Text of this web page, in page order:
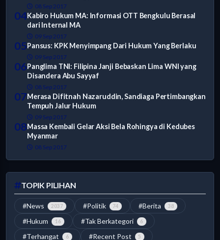
08 Sep 2017
04Kabiro Hukum MA: Informasi OTT Bengkulu Berasal
dari Internal MA
09 Sep 2017
05Pansus: KPK Menyimpang Dari Hukum Yang Berlaku
09 Sep 2017
06Panglima TNI: Filipina Janji Bebaskan Lima WNI yang
Disandera Abu Sayyaf
08 Sep 2017
07Merasa Difitnah Nazaruddin, Sandiaga Pertimbangkan
Tempuh Jalur Hukum
09 Sep 2017
08Massa Kembali Gelar Aksi Bela Rohingya di Kedubes
Myanmar
08 Sep 2017
TOPIK PILIHAN
#News 2037 #Politik 74 #Berita 38
#Hukum 16 #Tak Berkategori 6
#Terhangat 6 #Recent Post 5